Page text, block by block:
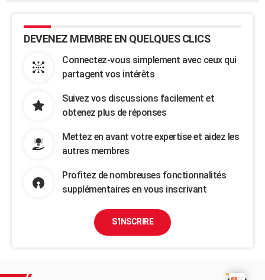
DEVENEZ MEMBRE EN QUELQUES CLICS
Connectez-vous simplement avec ceux qui
partagent vos intérêts
Suivez vos discussions facilement et
obtenez plus de réponses
Mettez en avant votre expertise et aidez les
autres membres
Profitez de nombreuses fonctionnalités
supplémentaires en vous inscrivant
S'INSCRIRE